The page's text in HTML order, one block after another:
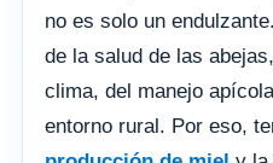
no es solo un
de la salud de las
clima, del manejo
entorno rural. Por eso,